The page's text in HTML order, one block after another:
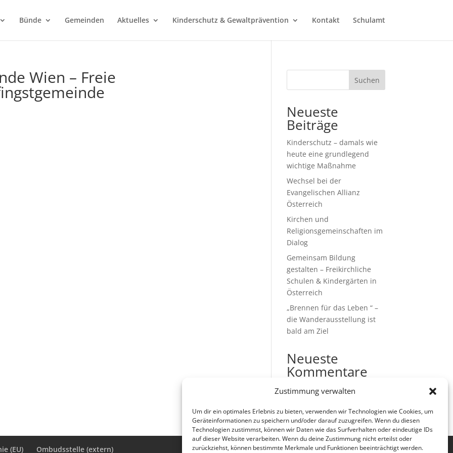
Zustimmung verwalten
Um dir ein optimales Erlebnis zu bieten, verwenden wir Technologien wie Cookies, um
Geräteinformationen zu speichern und/oder darauf zuzugreifen. Wenn du diesen
Technologien zustimmst, können wir Daten wie das Surfverhalten oder eindeutige IDs
auf dieser Website verarbeiten. Wenn du deine Zustimmung nicht erteilst oder
zurückziehst, können bestimmte Merkmale und Funktionen beeinträchtigt werden.
Bünde Gemeinden Aktuelles Kinderschutz & Gewaltprävention Kontakt Schulamt
Wien – Freie Suchen
Neueste
Beiträge
Kinderschutz – damals wie
heute eine grundlegend
wichtige Maßnahme
Wechsel bei der
Evangelischen Allianz
Österreich
Kirchen und
Religionsgemeinschaften im
Dialog
Gemeinsam Bildung
gestalten – Freikirchliche
Schulen & Kindergärten in
Österreich
„Brennen für das Leben “ –
die Wanderausstellung ist
bald am Ziel
Neueste
Kommentare
Es sind keine Kommentare
(EU) Ombudsstelle (extern)